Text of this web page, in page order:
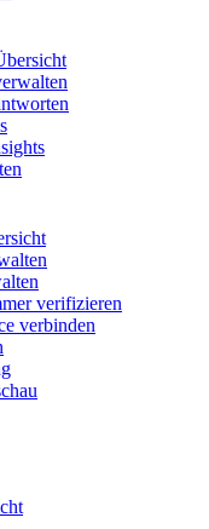
verifizieren
verbinden